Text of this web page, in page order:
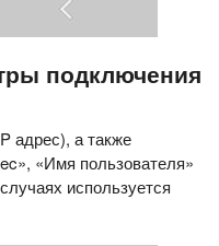
подключения
адрес), а также
«Имя пользователя»
используется